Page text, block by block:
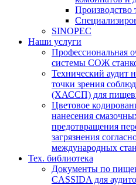
Производство
SINOPEC
Наши услуги
Профессиональная
системы СОЖ
Технический аудит
точки зрения
(ХАССП) для
Цветовое
нанесения
предотвращения
загрязнения
международных
Тех. библиотека
Документы по
CASSIDA для